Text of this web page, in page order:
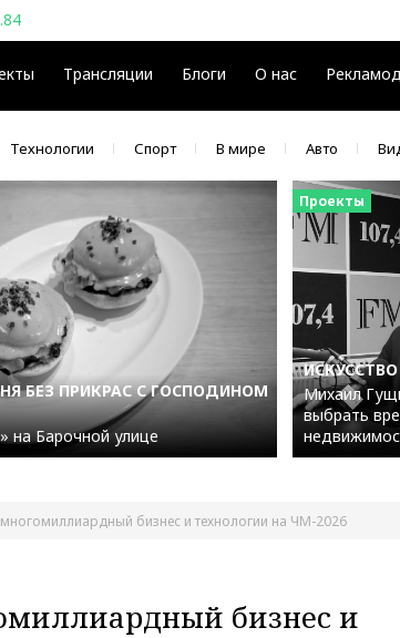
Трансляции Блоги О нас
Технологии Спорт В мире Авто
БЕЗ ПРИКРАС С ГОСПОДИНОМ
на Барочной улице
Проекты
Михаил
выбрать
бизнес и технологии на ЧМ-2026
бизнес и